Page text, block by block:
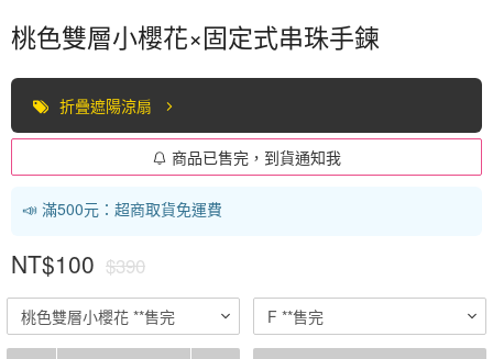
桃色雙層小櫻花×固定式串珠手鍊
折疊遮陽涼扇
商品已售完，到貨通知我
📣 滿500元：超商取貨免運費
NT$100 $390
桃色雙層小櫻花 **售完 F **售完